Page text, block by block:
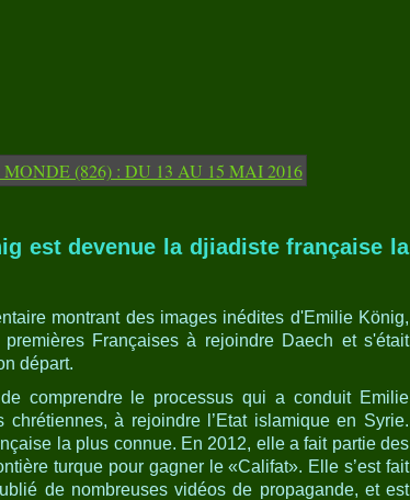
est devenue la djiadiste française la
montrant des images inédites d'Emilie König,
Françaises à rejoindre Daech et s'était
départ.
comprendre le processus qui a conduit Emilie
chrétiennes, à rejoindre l’Etat islamique en Syrie.
la plus connue. En 2012, elle a fait partie des
turque pour gagner le «Califat». Elle s’est fait
de nombreuses vidéos de propagande, et est